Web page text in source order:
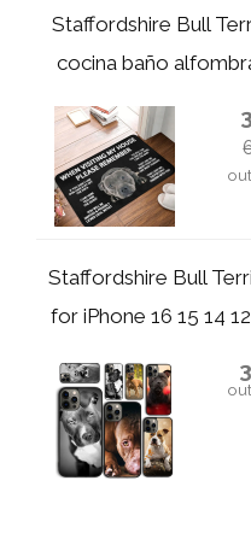
Staffordshire Bull
cocina baño
Staffordshire Bull
for iPhone 16 15 14